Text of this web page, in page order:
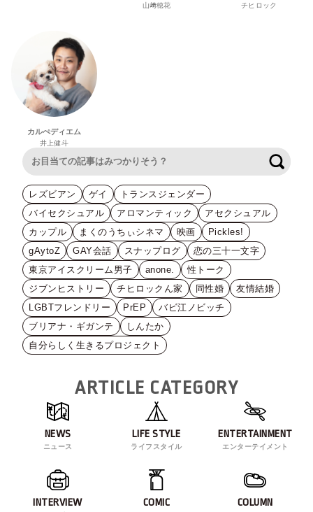
山﨑穂花 チヒロック
カルぺディエム
井上健斗
レズビアン ゲイ
トランスジェンダー
バイセクシュアル
アロマンティック
アセクシュアル
カップル
まくのうちぃシネマ 映画
Pickles!
gAytoZ
GAY会話 スナップログ
恋の三十一文字
東京アイスクリーム男子
anone.
性トーク
ジブンヒストリー
チヒロックん家 同性婚
友情結婚
LGBTフレンドリー
PrEP
バビ江ノビッチ
ブリアナ・ギガンテ
しんたか
自分らしく生きるプロジェクト
ARTICLE CATEGORY
NEWS
ニュース
LIFE STYLE
ライフスタイル
ENTERTAINMENT
エンターテイメント
INTERVIEW COMIC COLUMN